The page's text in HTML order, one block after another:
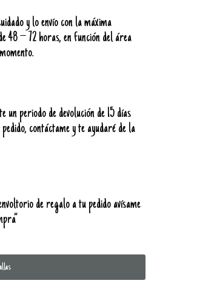
y lo envío con la máxima
48 – 72 horas, en función del área
un periodo de devolución de 15 días
contáctame y te ayudaré de la
de regalo a tu pedido avísame